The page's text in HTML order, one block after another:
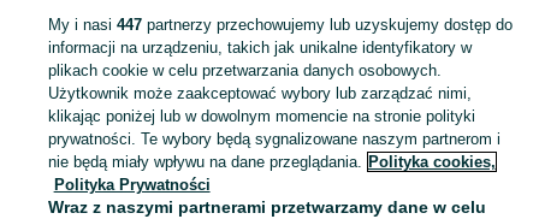
KATEGORIA
Sprzedaż klatek i kojców Wągrowiec ▶️ Klatka dla królika, chomika, świnki i innych gryzoni ☝ Przeglądaj nowe i używane oferty w świetnych cenach na OLX! Zobacz
Mapa kategorii
Mapa miejscowości
My i nasi 447partnerzy przechowujemy lub uzyskujemy dostęp do
informacji na urządzeniu, takich jak unikalne identyfikatory w
plikach cookie w celu przetwarzania danych osobowych.
Użytkownik może zaakceptować wybory lub zarządzać nimi,
klikając poniżej lub w dowolnym momencie na stronie polityki
prywatności. Te wybory będą sygnalizowane naszym partnerom i
nie będą miały wpływu na dane przeglądania. Polityka cookies,
Polityka Prywatności
Wraz z naszymi partnerami przetwarzamy dane w celu